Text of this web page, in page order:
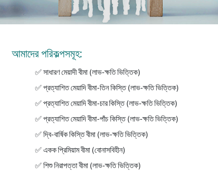
আমাদের পরিকল্পসমূহ:
✅ সাধারণ মেয়াদী বীমা (লাভ-ক্ষতি ভিত্তিক)
✅ প্রত্যাশিত মেয়াদি বীমা-তিন কিস্তি (লাভ-ক্ষতি ভিত্তিক)
✅ প্রত্যাশিত মেয়াদি বীমা-চার কিস্তি (লাভ-ক্ষতি ভিত্তিক)
✅ প্রত্যাশিত মেয়াদি বীমা-পাঁচ কিস্তি (লাভ-ক্ষতি ভিত্তিক)
✅ দ্বি-বার্ষিক কিস্তি বীমা (লাভ-ক্ষতি ভিত্তিক)
✅ একক প্রিমিয়াম বীমা (বোনাসবিহীন)
✅ শিশু নিরাপত্তা বীমা (লাভ-ক্ষতি ভিত্তিক)